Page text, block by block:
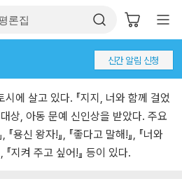
신간 알림 신청
에 살고 있다. 『지지, 너와 함께 걸었
상, 아동 문예 신인상을 받았다. 주요
용신 왕자!』, 『좋다고 말해!』, 『너와
『지켜 주고 싶어!』 등이 있다.